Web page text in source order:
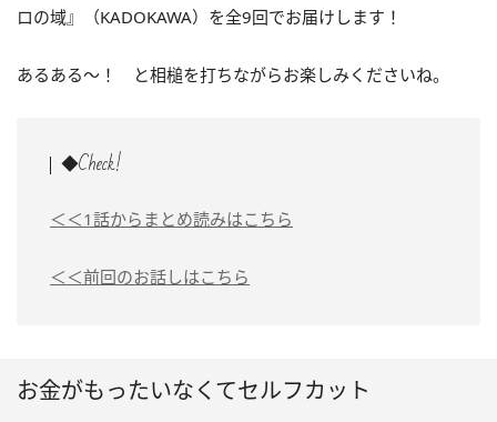
ロの域』（KADOKAWA）を全9回でお届けします！
あるある～！ と相槌を打ちながらお楽しみくださいね。
◆Check!
＜＜1話からまとめ読みはこちら
＜＜前回のお話しはこちら
お金がもったいなくてセルフカット